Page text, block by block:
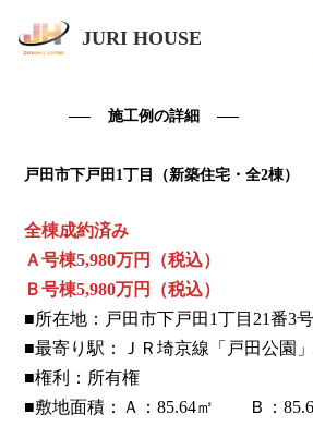
JURI HOUSE
施工例の詳細
戸田市下戸田1丁目（新築住宅・全2棟）
全棟成約済み
Ａ号棟5,980万円（税込）
Ｂ号棟5,980万円（税込）
■所在地：戸田市下戸田1丁目21番3号
■最寄り駅：ＪＲ埼京線「戸田公園
■権利：所有権
■敷地面積：Ａ：85.64㎡ Ｂ：